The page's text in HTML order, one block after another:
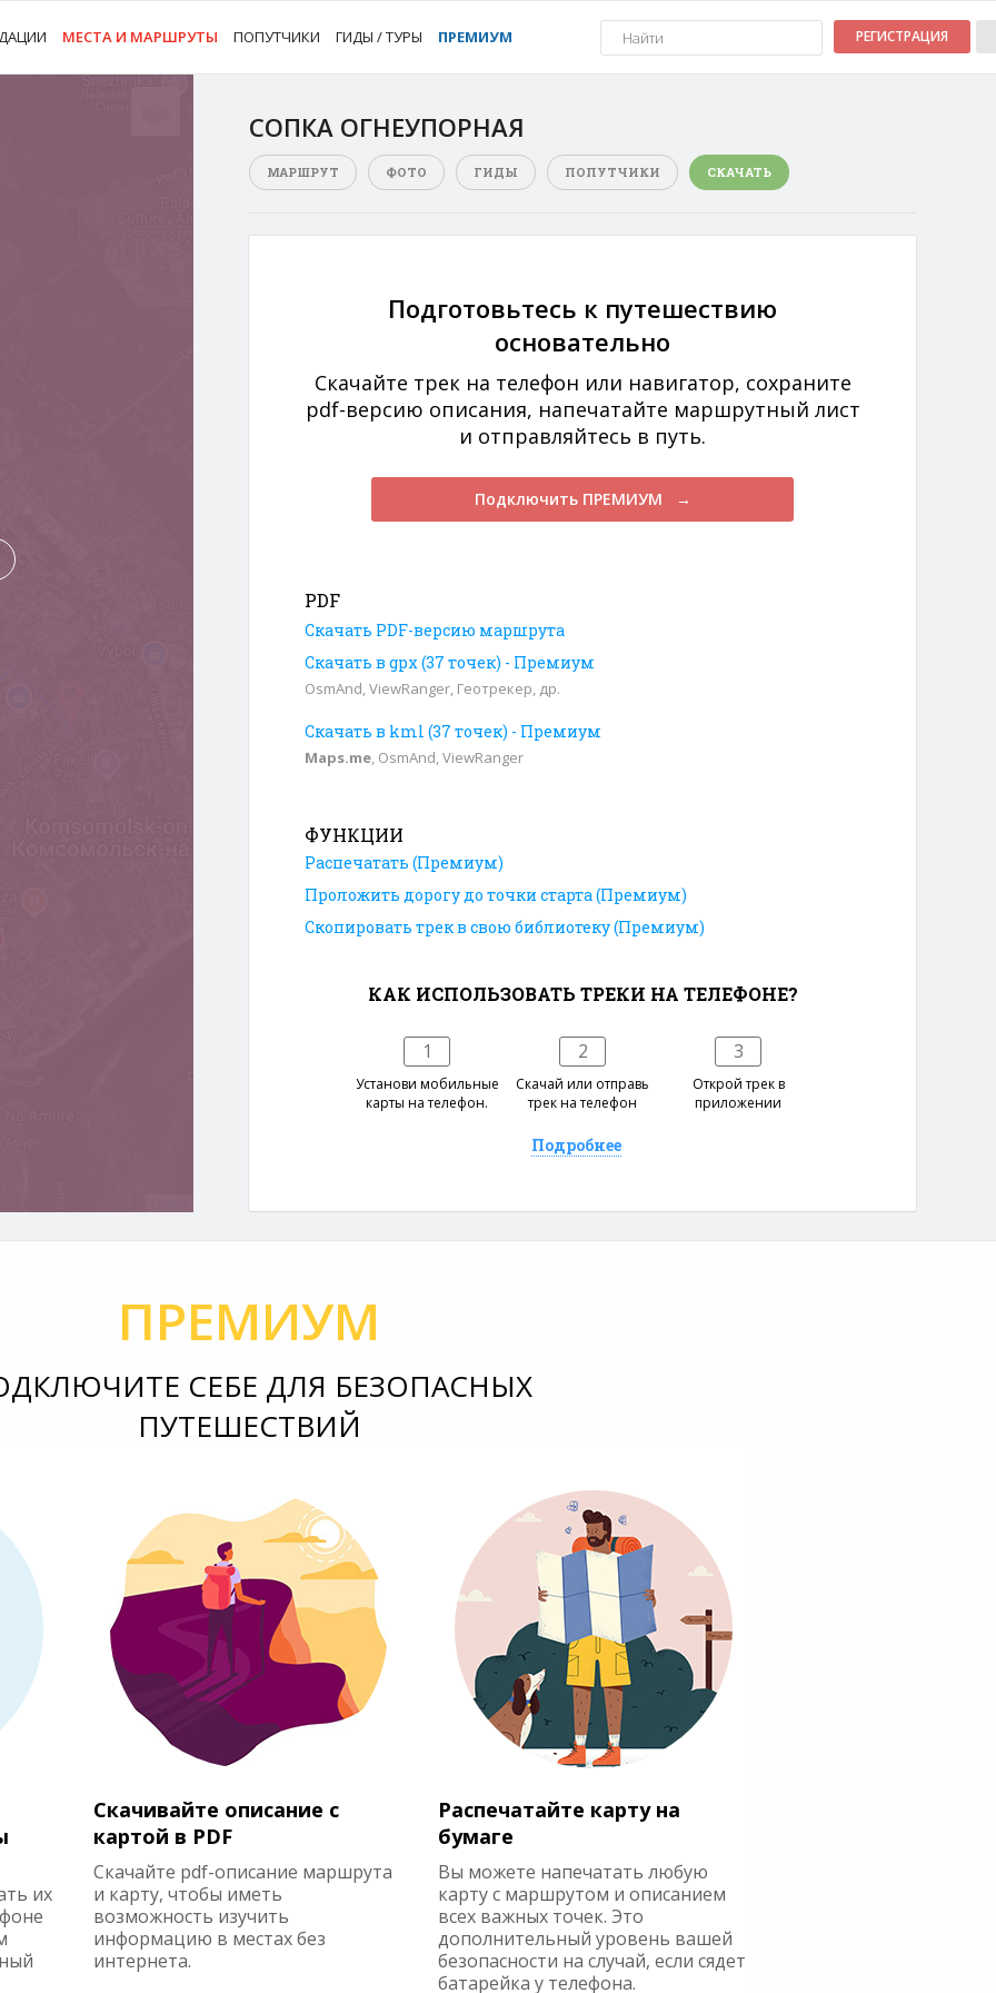
МЕСТА И МАРШРУТЫ ПОПУТЧИКИ ГИДЫ / ТУРЫ ПРЕМИУМ РЕГИСТРАЦИЯ
СОПКА ОГНЕУПОРНАЯ
МАРШРУТ ФОТО ГИДЫ ПОПУТЧИКИ СКАЧАТЬ
Подготовьтесь к путешествию
основательно
Скачайте трек на телефон или навигатор, сохраните
pdf-версию описания, напечатайте маршрутный лист
и отправляйтесь в путь.
Подключить ПРЕМИУМ →
PDF
Скачать PDF-версию маршрута
Скачать в gpx (37 точек) - Премиум
OsmAnd, ViewRanger, Геотрекер, др.
Скачать в kml (37 точек) - Премиум
Maps.me, OsmAnd, ViewRanger
ФУНКЦИИ
Распечатать (Премиум)
Проложить дорогу до точки старта (Премиум)
Скопировать трек в свою библиотеку (Премиум)
КАК ИСПОЛЬЗОВАТЬ ТРЕКИ НА ТЕЛЕФОНЕ?
1
Установи мобильные
карты на телефон.
2
Скачай или отправь
трек на телефон
3
Открой трек в
приложении
Подробнее
ПРЕМИУМ
СЕБЕ ДЛЯ БЕЗОПАСНЫХ
ПУТЕШЕСТВИЙ
их
Скачивайте описание с
картой в PDF
Скачайте pdf-описание маршрута
и карту, чтобы иметь
возможность изучить
информацию в местах без
интернета.
Распечатайте карту на
бумаге
Вы можете напечатать любую
карту с маршрутом и описанием
всех важных точек. Это
дополнительный уровень вашей
безопасности на случай, если сядет
батарейка у телефона.